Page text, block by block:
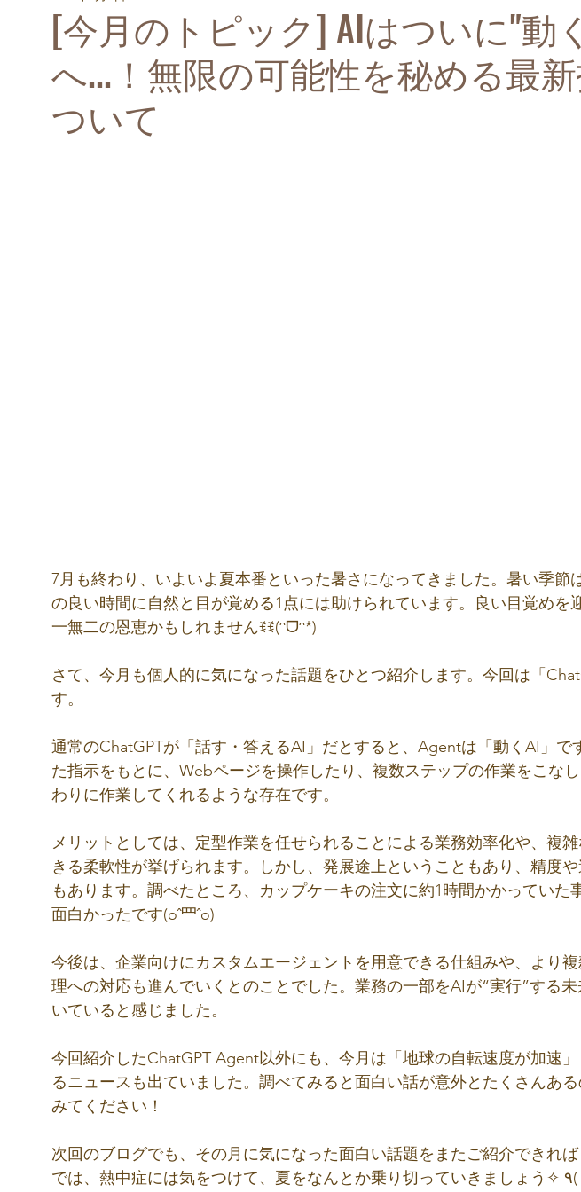
[今月のトピック] AIはついに"動
へ...！無限の可能性を秘める最
ついて
7月も終わり、いよいよ夏本番といった暑さになってきました。暑い季節
の良い時間に自然と目が覚める1点には助けられています。良い目覚めを
一無二の恩恵かもしれませんꉂꉂ(ᵔᗜᵔ*)
さて、今月も個人的に気になった話題をひとつ紹介します。今回は「
す。
通常のChatGPTが「話す・答えるAI」だとすると、Agentは「動くAI」で
た指示をもとに、Webページを操作したり、複数ステップの作業をこな
わりに作業してくれるような存在です。
メリットとしては、定型作業を任せられることによる業務効率化や、複
きる柔軟性が挙げられます。しかし、発展途上ということもあり、精度
もあります。調べたところ、カップケーキの注文に約1時間かかっていた
面白かったです(oˆ罒ˆo)
今後は、企業向けにカスタムエージェントを用意できる仕組みや、より
理への対応も進んでいくとのことでした。業務の一部をAIが“実行”する
いていると感じました。
今回紹介したChatGPT Agent以外にも、今月は「地球の自転速度が加速
るニュースも出ていました。調べてみると面白い話が意外とたくさんあ
みてください！
次回のブログでも、その月に気になった面白い話題をまたご紹介できれ